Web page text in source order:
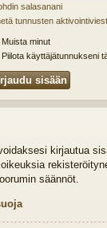
salasanani
tunnusten
Muista minut
Piilota käyttäjätunnukseni
kirjautua
säännöt.